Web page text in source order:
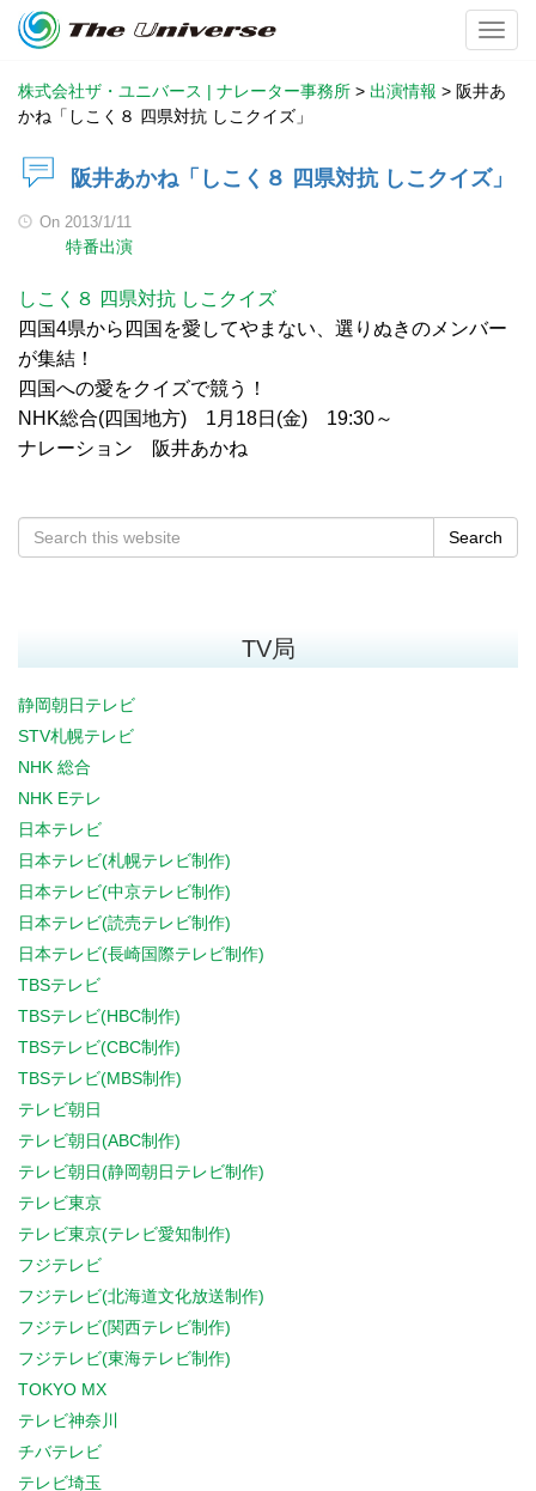
株式会社ザ・ユニバース | ナレーター事務所 > 出演情報 > 阪井あ
かね「しこく８ 四県対抗 しこクイズ」
阪井あかね「しこく８ 四県対抗 しこクイズ」
On 2013/1/11
特番出演
しこく８ 四県対抗 しこクイズ
四国4県から四国を愛してやまない、選りぬきのメンバー
が集結！
四国への愛をクイズで競う！
NHK総合(四国地方) 1月18日(金) 19:30～
ナレーション 阪井あかね
Search
TV局
静岡朝日テレビ
STV札幌テレビ
NHK 総合
NHK Eテレ
日本テレビ
日本テレビ(札幌テレビ制作)
日本テレビ(中京テレビ制作)
日本テレビ(読売テレビ制作)
日本テレビ(長崎国際テレビ制作)
TBSテレビ
TBSテレビ(HBC制作)
TBSテレビ(CBC制作)
TBSテレビ(MBS制作)
テレビ朝日
テレビ朝日(ABC制作)
テレビ朝日(静岡朝日テレビ制作)
テレビ東京
テレビ東京(テレビ愛知制作)
フジテレビ
フジテレビ(北海道文化放送制作)
フジテレビ(関西テレビ制作)
フジテレビ(東海テレビ制作)
TOKYO MX
テレビ神奈川
チバテレビ
テレビ埼玉